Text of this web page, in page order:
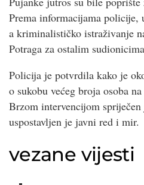
Prema informacijama policije,
a kriminalističko istraživanje
Potraga za ostalim
Policija je potvrdila kako je
o sukobu većeg broja osoba
Brzom intervencijom
uspostavljen je javni red i mir.
vezane vijesti